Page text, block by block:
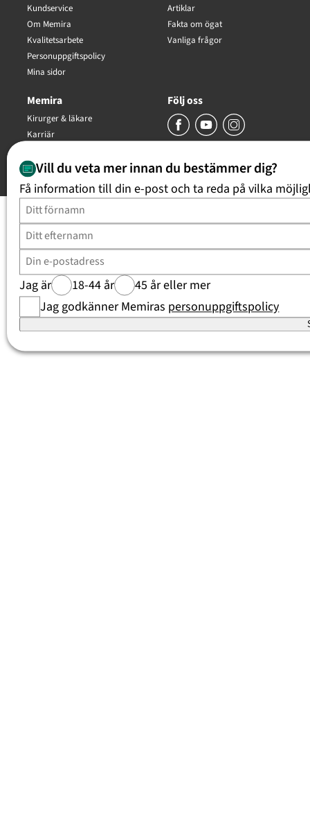
Kundservice
Om Memira
Kvalitetsarbete
Personuppgiftspolicy
Mina sidor
Artiklar
Fakta om ögat
Vanliga frågor
Memira
Kirurger & läkare
Karriär
Följ oss
Copyright Memira AB 2026, all rights reserved
Vill du veta mer innan du bestämmer dig?
Få information till din e-post och ta reda på vilka
Jag är 18-44 år
45 år eller mer
Jag godkänner Memiras personuppgiftspolicy